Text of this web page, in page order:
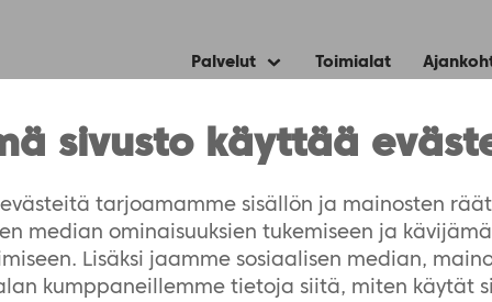
sivusto käyttää
tarjoamamme sisällön ja mainosten
median ominaisuuksien tukemiseen ja
Lisäksi jaamme sosiaalisen median,
kumppaneillemme tietoja siitä, miten käytät
Palvelut
ExpandToimialat
Artikkelit